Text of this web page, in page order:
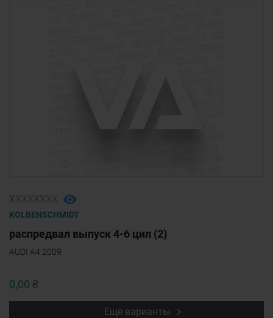
KOLBENSCHMIDT
распредвал выпуск 4-6 цил (2)
AUDI A4 2009
0,00 ₴
Еще варианты